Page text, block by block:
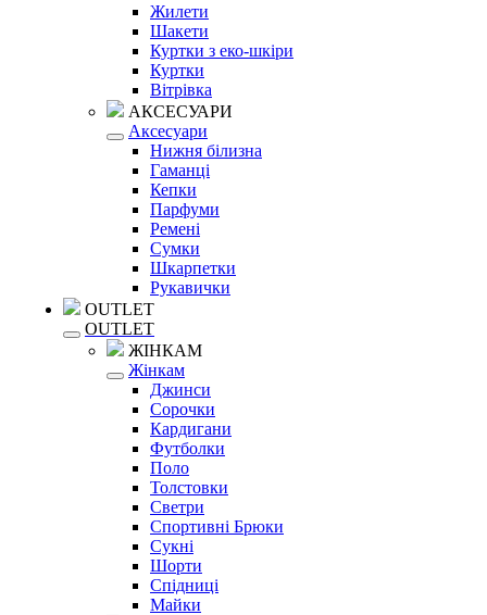
Жилети
Шакети
Куртки з еко-шкіри
Куртки
Вітрівка
АКСЕСУАРИ
Аксесуари
Нижня білизна
Гаманці
Кепки
Парфуми
Ремені
Сумки
Шкарпетки
Рукавички
OUTLET
OUTLET
ЖІНКАМ
Жінкам
Джинси
Сорочки
Кардигани
Футболки
Поло
Толстовки
Светри
Спортивні Брюки
Сукні
Шорти
Спідниці
Майки